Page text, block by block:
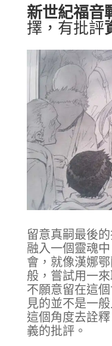
新世紀福音
擇，有批評
留意真嗣最後
融入一個靈魂
會，就像漢娜
般，嘗試用一
不願意留在這
見的並不是一
這個角度去詮
義的批評。